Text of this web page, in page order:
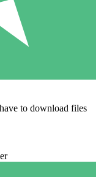
to download files